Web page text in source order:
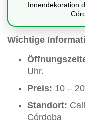
Innendekoration
Wichtige
Uhr.
Preis: 10 –
Standort:
Córdoba